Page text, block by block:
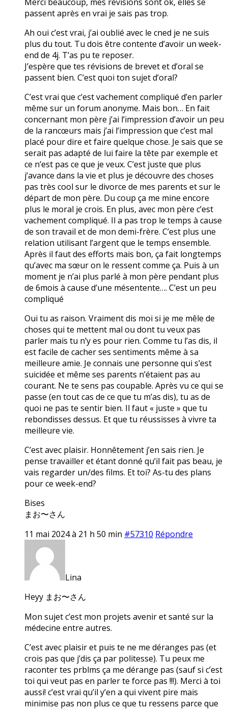
passent après en vrai je sais pas trop.
Ah oui c’est vrai, j’ai oublié avec le cned je ne suis
plus du tout. Tu dois être contente d’avoir un week-
end de 4j. T’as pu te reposer.
J’espère que tes révisions de brevet et d’oral se
passent bien. C’est quoi ton sujet d’oral?
C’est vrai que c’est vachement compliqué d’en parler
même sur un forum anonyme. Mais bon… En fait
concernant mon père j’ai l’impression d’avoir un peu
de la rancœurs mais j’ai l’impression que c’est mal
placé pour dire et faire quelque chose. Je sais que se
serait pas adapté de lui faire la tête par exemple et
ce n’est pas ce que je veux. C’est juste que plus
j’avance dans la vie et plus je découvre des choses
pas très cool sur le divorce de mes parents et sur le
départ de mon père. Du coup ça me mine encore
plus le moral je crois. En plus, avec mon père c’est
vachement compliqué. Il a pas trop le temps à cause
de son travail et de mon demi-frère. C’est plus une
relation utilisant l’argent que le temps ensemble.
Après il faut des efforts mais bon, ça fait longtemps
qu’avec ma sœur on le ressent comme ça. Puis à un
moment je n’ai plus parlé à mon père pendant plus
de 6mois à cause d’une mésentente…. C’est un peu
compliqué
Oui tu as raison. Vraiment dis moi si je me mêle de
choses qui te mettent mal ou dont tu veux pas
parler mais tu n’y es pour rien. Comme tu l’as dis, il
est facile de cacher ses sentiments même à sa
meilleure amie. Je connais une personne qui s’est
suicidée et même ses parents n’étaient pas au
courant. Ne te sens pas coupable. Après vu ce qui se
passe (en tout cas de ce que tu m’as dis), tu as de
quoi ne pas te sentir bien. Il faut « juste » que tu
rebondisses dessus. Et que tu réussisses à vivre ta
meilleure vie.
C’est avec plaisir. Honnêtement j’en sais rien. Je
pense travailler et étant donné qu’il fait pas beau, je
vais regarder un/des films. Et toi? As-tu des plans
pour ce week-end?
Bises
まお〜さん
11 mai 2024 à 21 h 50 min #57310 Répondre
Lina
Heyy まお〜さん
Mon sujet c’est mon projets avenir et santé sur la
médecine entre autres.
C’est avec plaisir et puis te ne me déranges pas (et
crois pas que j’dis ça par politesse). Tu peux me
raconter tes prblms ça me dérange pas (sauf si c’est
toi qui veut pas en parler te force pas !!!). Merci à toi
aussi! c’est vrai qu’il y’en a qui vivent pire mais
minimise pas non plus ce que tu ressens parce que